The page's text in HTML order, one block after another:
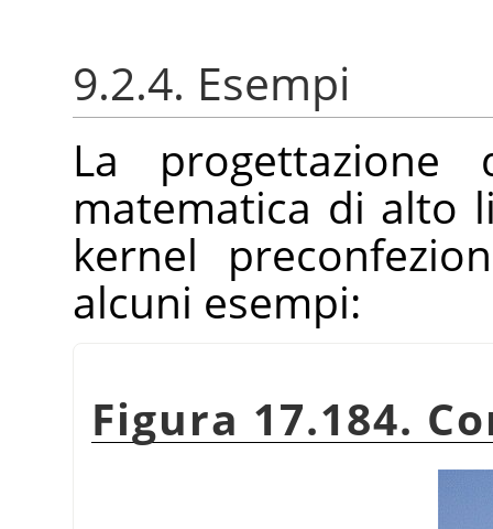
9.2.4. Esempi
La
matematica di alto
kernel
alcuni esempi:
Figura 17.184.